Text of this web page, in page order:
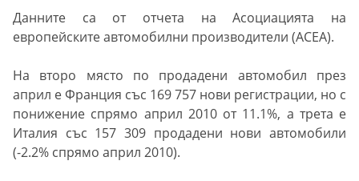
Данните са от отчета на Асоциацията на
европейските автомобилни производители (АСЕА).
На второ място по продадени автомобил през
април е Франция със 169 757 нови регистрации, но с
понижение спрямо април 2010 от 11.1%, а трета е
Италия със 157 309 продадени нови автомобили
(-2.2% спрямо април 2010).